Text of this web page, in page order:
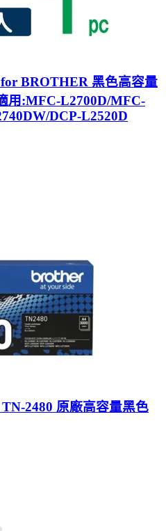
BROTHER 黑色高容量
用:MFC-L2700D/MFC-
DCP-L2520D
2480 原廠高容量黑色